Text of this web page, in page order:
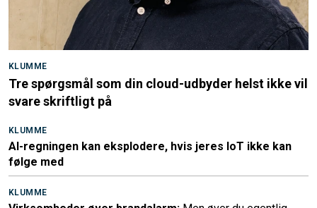
KLUMME
Tre spørgsmål som din cloud-udbyder helst ikke vil
svare skriftligt på
KLUMME
AI-regningen kan eksplodere, hvis jeres IoT ikke kan
følge med
KLUMME